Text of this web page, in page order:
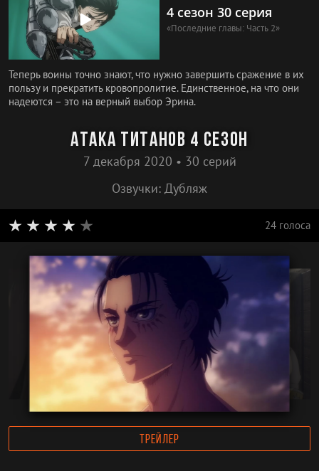
4 сезон 30 серия
«Последние главы: Часть 2»
Теперь воины точно знают, что нужно завершить сражение в их
пользу и прекратить кровопролитие. Единственное, на что они
надеются – это на верный выбор Эрина.
Атака титанов 4 сезон
7 декабря 2020 • 30 серий
Озвучки: Дубляж
24 голоса
ТРЕЙЛЕР